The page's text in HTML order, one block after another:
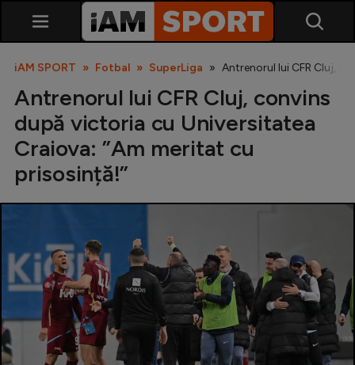
SuperLiga
Liga 2
Cupa României
Echipa Națională
U21
Fotbal feminin
iAM SPORT Fotbal SuperLiga Antrenorul lui CFR Cluj,
Antrenorul lui CFR Cluj, convins
după victoria cu Universitatea
Craiova: ”Am meritat cu
prisosință!”